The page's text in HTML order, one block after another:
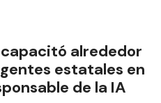
alrededor
estatales en
de la IA